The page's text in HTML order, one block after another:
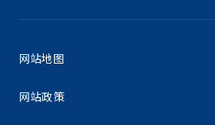
网站地图
网站政策